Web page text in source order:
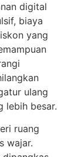
digital
biaya
yang
ulang
lebih besar.
ruang
wajar.